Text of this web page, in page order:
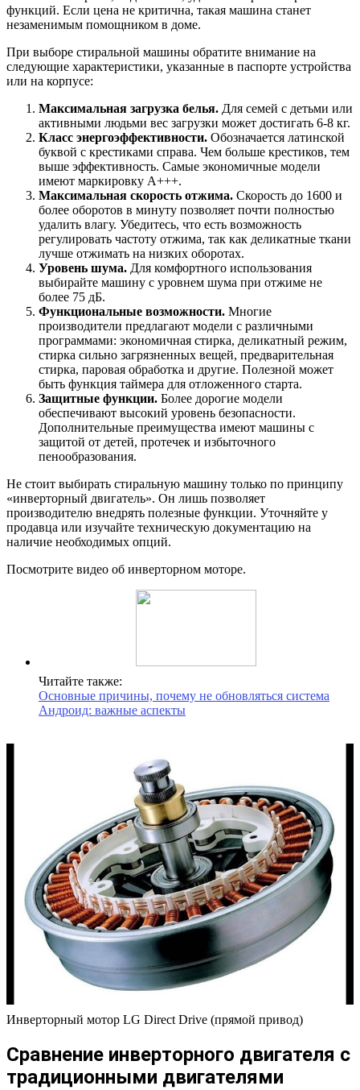
функций. Если цена не критична, такая машина станет
незаменимым помощником в доме.
При выборе стиральной машины обратите внимание на
следующие характеристики, указанные в паспорте устройства
или на корпусе:
Максимальная загрузка белья. Для семей с детьми или
активными людьми вес загрузки может достигать 6-8 кг.
Класс энергоэффективности. Обозначается латинской
буквой с крестиками справа. Чем больше крестиков, тем
выше эффективность. Самые экономичные модели
имеют маркировку А+++.
Максимальная скорость отжима. Скорость до 1600 и
более оборотов в минуту позволяет почти полностью
удалить влагу. Убедитесь, что есть возможность
регулировать частоту отжима, так как деликатные ткани
лучше отжимать на низких оборотах.
Уровень шума. Для комфортного использования
выбирайте машину с уровнем шума при отжиме не
более 75 дБ.
Функциональные возможности. Многие
производители предлагают модели с различными
программами: экономичная стирка, деликатный режим,
стирка сильно загрязненных вещей, предварительная
стирка, паровая обработка и другие. Полезной может
быть функция таймера для отложенного старта.
Защитные функции. Более дорогие модели
обеспечивают высокий уровень безопасности.
Дополнительные преимущества имеют машины с
защитой от детей, протечек и избыточного
пенообразования.
Не стоит выбирать стиральную машину только по принципу
«инверторный двигатель». Он лишь позволяет
производителю внедрять полезные функции. Уточняйте у
продавца или изучайте техническую документацию на
наличие необходимых опций.
Посмотрите видео об инверторном моторе.
Читайте также:
Основные причины, почему не обновляться система
Андроид: важные аспекты
Инверторный мотор LG Direct Drive (прямой привод)
Сравнение инверторного двигателя с
традиционными двигателями